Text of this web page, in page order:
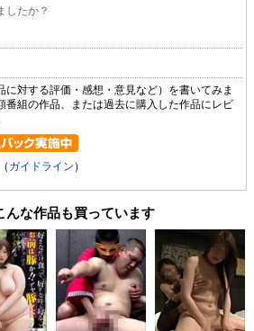
したか？
に対する評価・感想・意見など）を書いてみま
番組の作品、または過去に購入した作品にレビ
（ ガイドライン ）
んな作品も買っています